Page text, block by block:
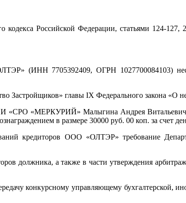
кодекса Российской Федерации, статьями 124-
7705392409, ОГРН 1027700084103)
главы IX Федерального закона «О
«МЕРКУРИЙ» Малыгина Андрея Витальевича
в размере 30000 руб. 00 коп. за счет
кредиторов ООО «ОЛТЭР» требование
должника, а также в части утверждения
конкурсному управляющему бухгалтерской,